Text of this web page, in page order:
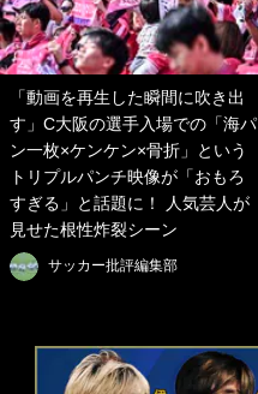
「動画を再生した瞬間に吹き出
す」C大阪の選手入場での「海パ
ン一枚×ケンケン×骨折」という
トリプルパンチ映像が「おもろ
すぎる」と話題に！ 人気芸人が
見せた根性炸裂シーン
サッカー批評編集部